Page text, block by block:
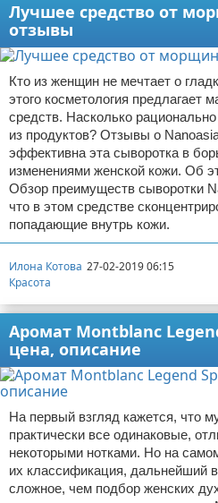
Лучшее средство от
отзывы
Кто из женщин не мечтает о
этого косметология предлагает
средств. Насколько
из продуктов? Отзывы о
эффективна эта сыворотка в
изменениями женской кожи. Об
Обзор преимуществ сыворотки
что в этом средстве
попадающие внутрь кожи.
Илона Котова 27-02-2019 06:15
Красота
Аромат Montblanc
цена, описание
На первый взгляд кажется, что
практически все одинаковые,
некоторыми нотками. Но на
их классификация, дальнейший
сложное, чем подбор женских